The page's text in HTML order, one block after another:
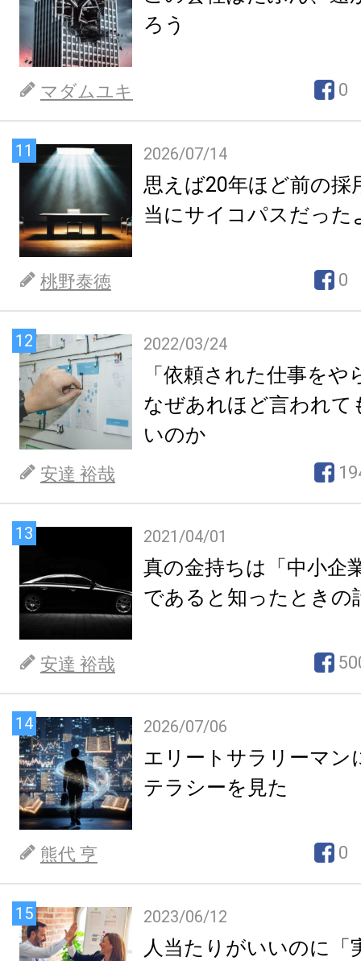
ろう
マダムユキ 0
11 2026/07/14
思えば20年ほど前の採
当にサイコパスだった
桃野泰徳 0
12 2022/03/24
「依頼された仕事を
なぜあれほど言われて
いのか
安達 裕哉
13 2021/04/01
真の金持ちは「中小企
であると知ったときの
安達 裕哉
14 2026/07/06
エリートサラリーマン
テラシーを見た
熊代 亨 0
15 2023/06/12
人当たりがいいのに「